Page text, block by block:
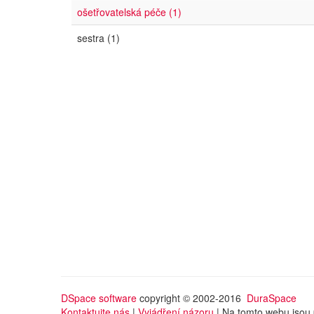
ošetřovatelská péče (1)
sestra (1)
DSpace software copyright © 2002-2016 DuraSpace